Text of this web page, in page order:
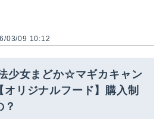
03/09 10:12
少女まどか☆マギカキャン
オリジナルフード】購入制
？